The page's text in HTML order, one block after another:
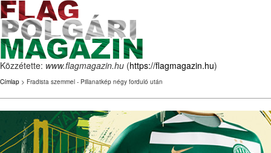
Közzétette: www.flagmagazin.hu (https://flagmagazin.hu)
Címlap > Fradista szemmel - Pillanatkép négy forduló után